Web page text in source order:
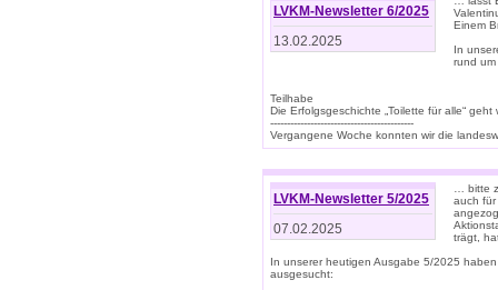
LVKM-Newsletter 6/2025
13.02.2025
Einem
In
rund
Teilhabe
Die Erfolgsgeschichte „Toilette für alle“
-------------------------------------------
Vergangene Woche konnten wir die
LVKM-Newsletter 5/2025
07.02.2025
… bitte
auch für
trägt,
In unserer heutigen Ausgabe 5/2025
ausgesucht: